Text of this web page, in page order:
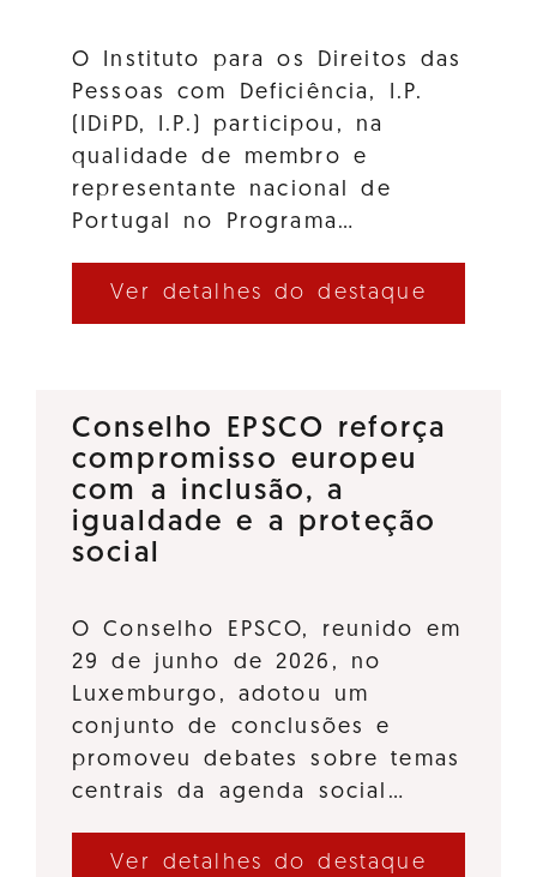
O Instituto para os Direitos das
Pessoas com Deficiência, I.P.
(IDiPD, I.P.) participou, na
qualidade de membro e
representante nacional de
Portugal no Programa…
Ver detalhes do destaque
Conselho EPSCO reforça
compromisso europeu
com a inclusão, a
igualdade e a proteção
social
O Conselho EPSCO, reunido em
29 de junho de 2026, no
Luxemburgo, adotou um
conjunto de conclusões e
promoveu debates sobre temas
centrais da agenda social…
Ver detalhes do destaque